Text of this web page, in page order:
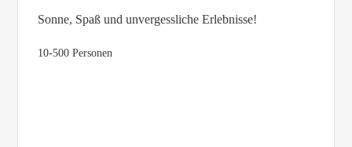
Sonne, Spaß und unvergessliche Erlebnisse!
10-500 Personen